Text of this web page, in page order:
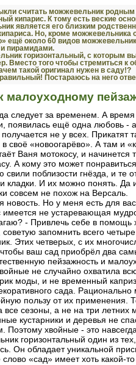
считать можжевельник родным
кипарис. К тому есть веские
является его близким
Но, кроме можжевельника
ещё около 60 видов
пирамидами.
горизонтальный, с которым
Вместо того чтобы стремиться к
такой оригинал нужен в саду!?
Постараюсь на него
малоуходному
следует за временем. А время
появилась ещё одна любовь -
получается не у всех.
в своё «новоогарёво». А там и
Ваня мотокосу, и начинется
А кому это может
свили поблизости гнёзда, и те
кладки. И их можно понять. Да
совсем не похож на Версаль.
новость. Но у меня есть для
имеется не устаревающая
- Привлечь себе в
советую запомнить всего
Этих четверых, с их
ваш сад приобрёл два
пейзажность и
не случайно охватила
моды, и не временный
сада.
пользу от их применения.
все сезоны, а не на три летних
кустарники и деревья не
Поэтому хвойные - это
горизонтальный один из
Он обладает уникальной
слово «сад» имеет хоть какой-